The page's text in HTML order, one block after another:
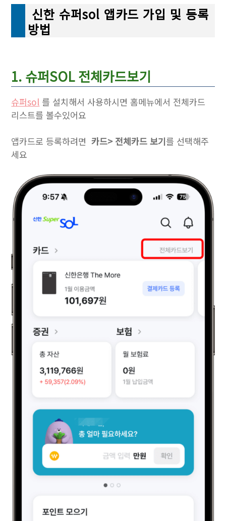
신한 슈퍼sol 앱카드 가입 및 등록
방법
1. 슈퍼SOL 전체카드보기
슈퍼sol 를 설치해서 사용하시면 홈메뉴에서 전체카드
리스트를 볼수있어요
앱카드로 등록하려면카드> 전체카드 보기를 선택해주
세요